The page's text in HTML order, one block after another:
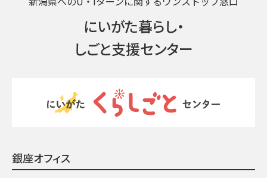
にいがた暮らし・
しごと支援センター
銀座オフィス